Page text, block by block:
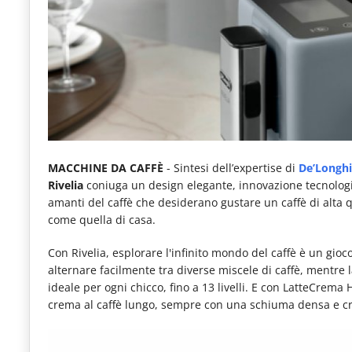
e
articoli
quotidiani
sul
mondo
dell'alimentazione,
dei
consumi
fuoricasa,
Food
Service
MACCHINE DA CAFFÈ - Sintesi dell’expertise di De’Longhi
Rivelia coniuga un design elegante, innovazione
amanti del caffè che desiderano gustare un caffè di alta
come quella di casa.
Con Rivelia, esplorare l'infinito mondo del caffè è un
alternare facilmente tra diverse miscele di caffè,
ideale per ogni chicco, fino a 13 livelli. E con
crema al caffè lungo, sempre con una schiuma densa e